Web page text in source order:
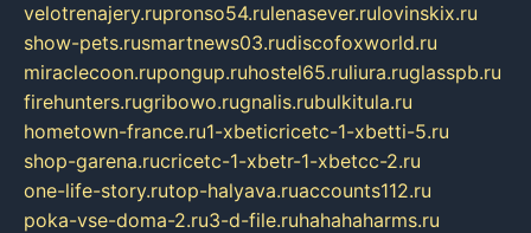
velotrenajery.rupronso54.rulenasever.rulovinskix.ru
show-pets.rusmartnews03.rudiscofoxworld.ru
miraclecoon.rupongup.ruhostel65.ruliura.ruglasspb.ru
firehunters.rugribowo.rugnalis.rubulkitula.ru
hometown-france.ru1-xbeticricetc-1-xbetti-5.ru
shop-garena.rucricetc-1-xbetr-1-xbetcc-2.ru
one-life-story.rutop-halyava.ruaccounts112.ru
poka-vse-doma-2.ru3-d-file.ruhahahaharms.ru